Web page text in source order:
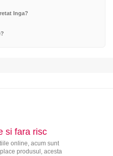
Inga?
si fara risc
online, acum sunt
produsul, acesta